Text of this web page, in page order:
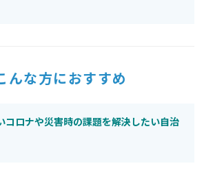
んな方におすすめ
コロナや災害時の課題を解決したい自治